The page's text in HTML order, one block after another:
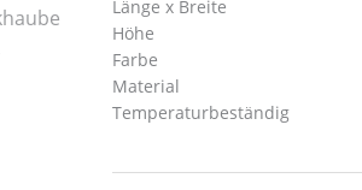
Länge x Breite
Höhe
Farbe
Material
Temperaturbeständig